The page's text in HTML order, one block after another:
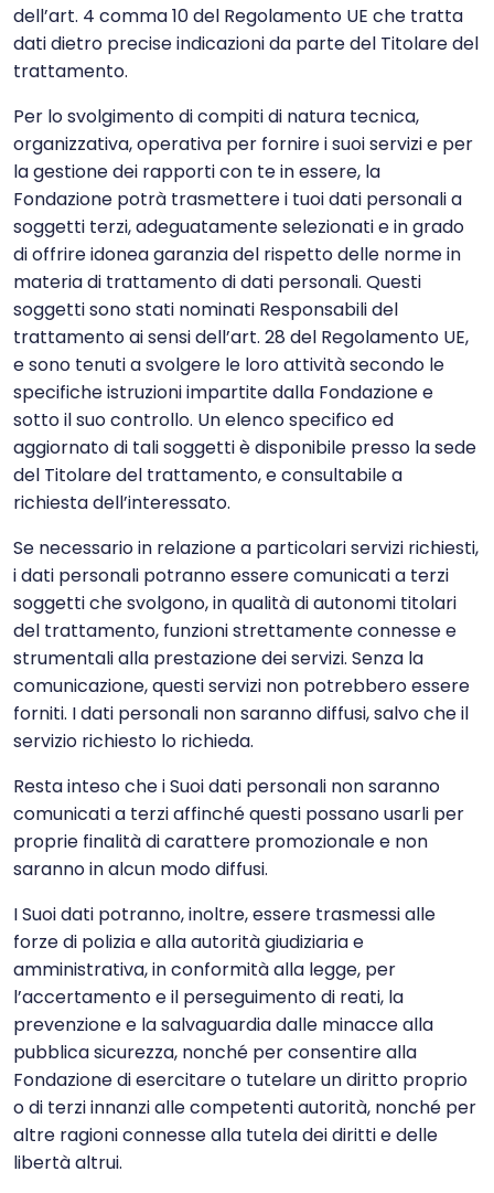
dell’art. 4 comma 10 del Regolamento UE che tratta
dati dietro precise indicazioni da parte del Titolare del
trattamento.
Per lo svolgimento di compiti di natura tecnica,
organizzativa, operativa per fornire i suoi servizi e per
la gestione dei rapporti con te in essere, la
Fondazione potrà trasmettere i tuoi dati personali a
soggetti terzi, adeguatamente selezionati e in grado
di offrire idonea garanzia del rispetto delle norme in
materia di trattamento di dati personali. Questi
soggetti sono stati nominati Responsabili del
trattamento ai sensi dell’art. 28 del Regolamento UE,
e sono tenuti a svolgere le loro attività secondo le
specifiche istruzioni impartite dalla Fondazione e
sotto il suo controllo. Un elenco specifico ed
aggiornato di tali soggetti è disponibile presso la sede
del Titolare del trattamento, e consultabile a
richiesta dell’interessato.
Se necessario in relazione a particolari servizi richiesti,
i dati personali potranno essere comunicati a terzi
soggetti che svolgono, in qualità di autonomi titolari
del trattamento, funzioni strettamente connesse e
strumentali alla prestazione dei servizi. Senza la
comunicazione, questi servizi non potrebbero essere
forniti. I dati personali non saranno diffusi, salvo che il
servizio richiesto lo richieda.
Resta inteso che i Suoi dati personali non saranno
comunicati a terzi affinché questi possano usarli per
proprie finalità di carattere promozionale e non
saranno in alcun modo diffusi.
I Suoi dati potranno, inoltre, essere trasmessi alle
forze di polizia e alla autorità giudiziaria e
amministrativa, in conformità alla legge, per
l’accertamento e il perseguimento di reati, la
prevenzione e la salvaguardia dalle minacce alla
pubblica sicurezza, nonché per consentire alla
Fondazione di esercitare o tutelare un diritto proprio
o di terzi innanzi alle competenti autorità, nonché per
altre ragioni connesse alla tutela dei diritti e delle
libertà altrui.